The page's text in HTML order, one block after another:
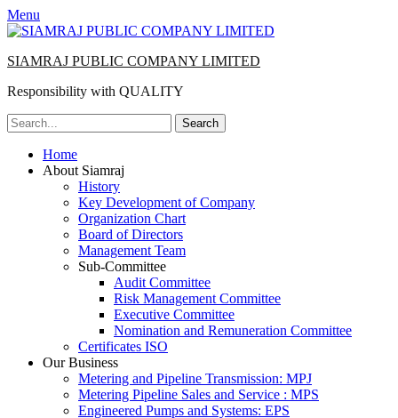
Menu
SIAMRAJ PUBLIC COMPANY LIMITED
Responsibility with QUALITY
Search
for:
Primary
Menu
Skip
Home
About Siamraj
History
Key Development of Company
Organization Chart
Board of Directors
Management Team
Sub-Committee
Audit Committee
Risk Management Committee
Executive Committee
Nomination and Remuneration Committee
Certificates ISO
Our Business
Metering and Pipeline Transmission: MPJ
Metering Pipeline Sales and Service : MPS
Engineered Pumps and Systems: EPS